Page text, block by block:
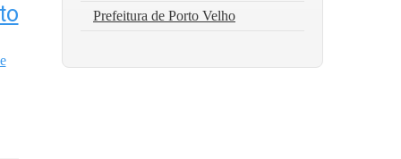
Prefeitura de Porto Velho